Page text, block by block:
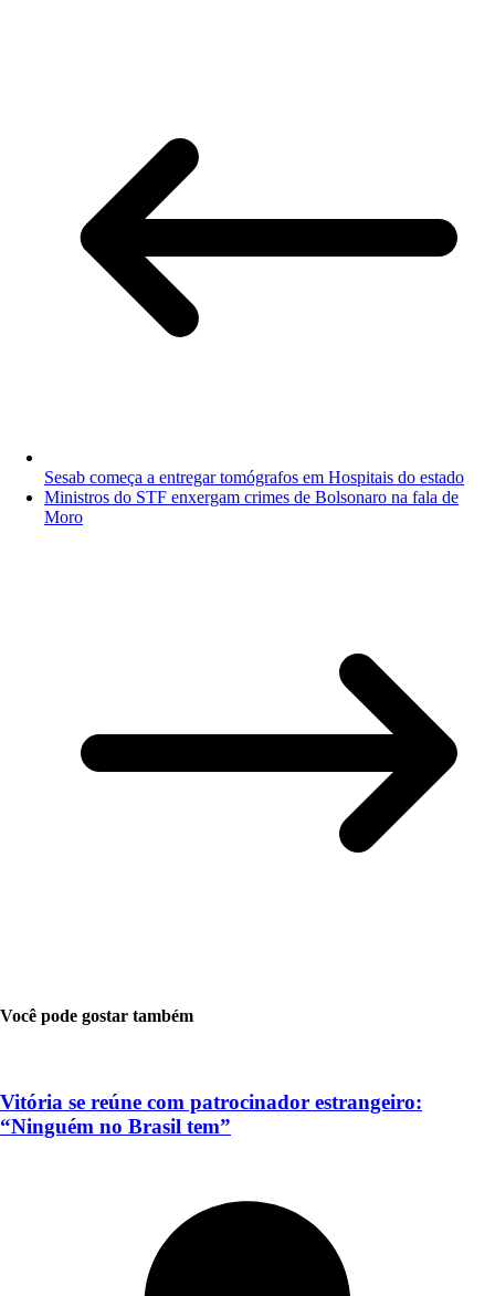
Sesab começa a entregar tomógrafos em Hospitais do estado
Ministros do STF enxergam crimes de Bolsonaro na fala de
Moro
Você pode gostar também
Vitória se reúne com patrocinador estrangeiro:
“Ninguém no Brasil tem”